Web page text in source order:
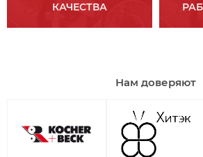
КАЧЕСТВА
Нам доверяют